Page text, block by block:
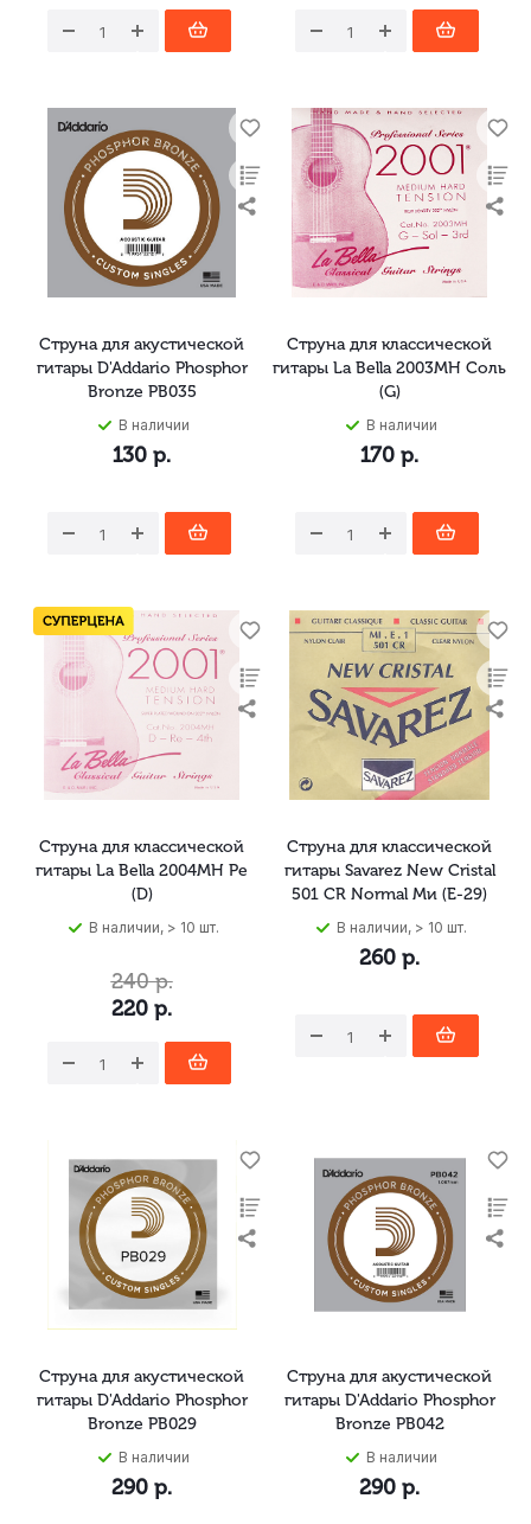
Струна для акустической
гитары D'Addario Phosphor
Bronze PB035
В наличии
130 р.
Струна для классической
гитары La Bella 2003MH Соль
(G)
В наличии
170 р.
Струна для классической
гитары La Bella 2004MH Ре
(D)
В наличии, > 10 шт.
220 р.
240р.
Струна для классической
гитары Savarez New Cristal
501 CR Normal Ми (E-29)
В наличии, > 10 шт.
260 р.
Струна для акустической
гитары D'Addario Phosphor
Bronze PB029
В наличии
290 р.
Струна для акустической
гитары D'Addario Phosphor
Bronze PB042
В наличии
290 р.